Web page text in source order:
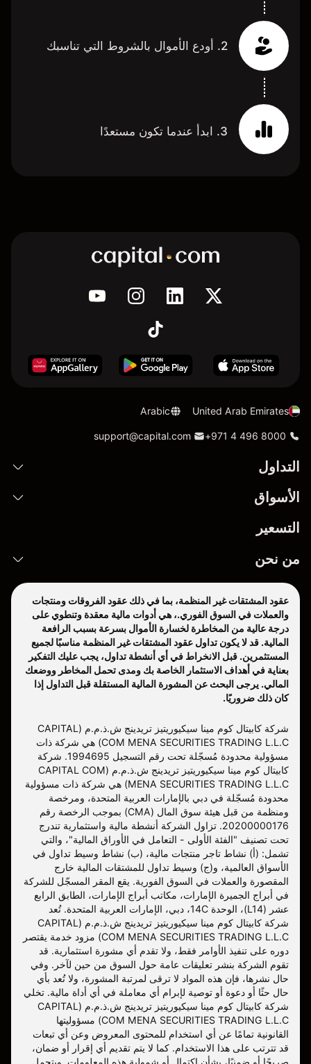
2. أودع الأموال بالشروط التي تناسبك
3. ابدأ عندما تكون مستعدًا
United Arab Emirates
Arabic
+971 4 496 8000
support@capital.com
التداول
الأسواق
التسعير
من نحن
عقود المشتقات غير المنظمة، بما في ذلك عقود الفروقات ومنتجات
والعملات في السوق الفوري.، هي أدوات مالية معقدة وتنطوي على
درجة عالية من المخاطرة لخسارة الأموال بسرعة بسبب الرافعة
المالية. قد لا يكون تداول عقود المشتقات غير المنظمة مناسبًا لجميع
المستثمرين. قبل الانخراط في أي أنشطة تداول، يجب عليك التفكير
بعناية في أهداف الاستثمار الخاصة بك ومدى تحمل المخاطر ووضعك
المالي. يرجى البحث عن المشورة المالية المستقلة قبل التداول إذا
كان ذلك ضروريًا.
شركة كابيتال كوم مينا سيكيوريتيز تريدينج ش.ذ.م.م (CAPITAL
COM MENA SECURITIES TRADING L.L.C) هي شركة ذات
مسؤولية محدودة مُسجّلة تحت رقم التسجيل 1994695. شركة
كابيتال كوم مينا سيكيوريتيز تريدينج ش.ذ.م.م (CAPITAL COM
MENA SECURITIES TRADING L.L.C) هي شركة ذات مسؤولية
محدودة مُسجّلة في دبي بالإمارات العربية المتحدة، ومرخصة
ومنظمة من قبل هيئة سوق المال (CMA) بموجب الرخصة رقم
20200000176. تزاول الشركة أنشطة مالية واستثمارية تندرج
تحت تصنيف "الفئة الأولى - التعامل في الأوراق المالية"، والتي
تشمل: (أ) نشاط تاجر منتجات مالية، (ب) نشاط وسيط تداول في
الأسواق العالمية، و(ج) وسيط تداول للمشتقات المالية خارج
المقصورة والعملات في السوق الفورية. يقع المقر المسجّل للشركة
في أبراج الجميرة الإمارات، مكاتب أبراج الإمارات، الطابق الرابع
عشر (L14)، الوحدة 14C، دبي، الإمارات العربية المتحدة. تُعد
شركة كابيتال كوم مينا سيكيوريتيز تريدينج ش.ذ.م.م (CAPITAL
COM MENA SECURITIES TRADING L.L.C) مزود خدمة يقتصر
دوره على تنفيذ الأوامر فقط، ولا تقدم أي مشورة استثمارية. قد
تقوم الشركة بنشر تعليقات عامة حول السوق من حين لآخر. وفي
حال نشرها، فإن هذه المواد لا ترقى لمرتبة المشورة، ولا تُعد بأي
حال حثًا أو دعوة أو توصية لإبرام أي معاملة في أي أداة مالية. تخلي
شركة كابيتال كوم مينا سيكيوريتيز تريدينج ش.ذ.م.م (CAPITAL
COM MENA SECURITIES TRADING L.L.C) مسؤوليتها
القانونية تمامًا عن أي استخدام للمحتوى المعروض وعن أي تبعات
قد تترتب على هذا الاستخدام. كما لا يتم تقديم أي إقرار أو ضمان،